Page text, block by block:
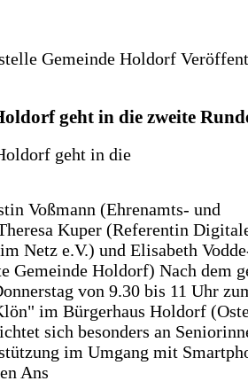
Gemeinde Holdorf
geht in die zweite
Voßmann (Ehrenamts- und
Kuper (Referentin
Netz e.V.) und Elisabeth
Gemeinde Holdorf) Nach dem
von 9.30 bis 11 Uhr
im Bürgerhaus Holdorf
sich besonders an
im Umgang mit
Ans